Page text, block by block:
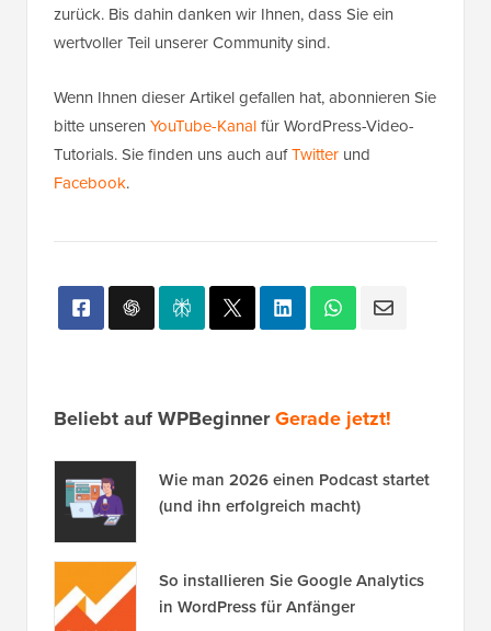
zurück. Bis dahin danken wir Ihnen, dass Sie ein
wertvoller Teil unserer Community sind.
Wenn Ihnen dieser Artikel gefallen hat, abonnieren Sie
bitte unseren YouTube-Kanalfür WordPress-Video-
Tutorials. Sie finden uns auch aufTwitter und
Facebook.
Beliebt auf WPBeginnerGerade jetzt!
Wie man 2026 einen Podcast startet
(und ihn erfolgreich macht)
So installieren Sie Google Analytics
in WordPress für Anfänger